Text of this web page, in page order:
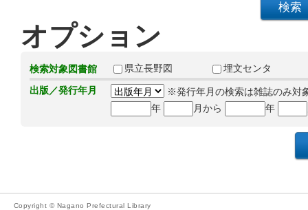
オプション
検索対象図書館 県立長野図
埋文センタ
出版／発行年月
※発行年月の検索は雑誌のみ対
年
月から 年
Copyright © Nagano Prefectural Library